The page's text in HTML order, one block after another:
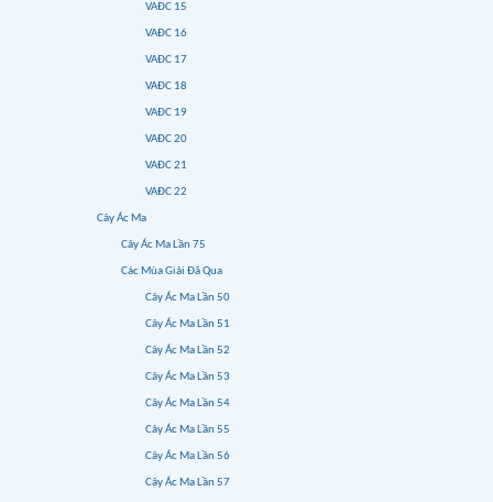
VAĐC 15
VAĐC 16
VAĐC 17
VAĐC 18
VAĐC 19
VAĐC 20
VAĐC 21
VAĐC 22
Cây Ác Ma
Cây Ác Ma Lần 75
Các Mùa Giải Đã Qua
Cây Ác Ma Lần 50
Cây Ác Ma Lần 51
Cây Ác Ma Lần 52
Cây Ác Ma Lần 53
Cây Ác Ma Lần 54
Cây Ác Ma Lần 55
Cây Ác Ma Lần 56
Cây Ác Ma Lần 57